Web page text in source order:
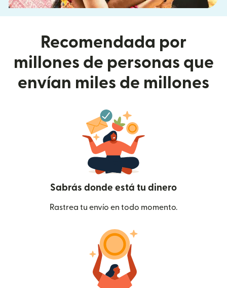
Recomendada por
millones de personas que
envían miles de millones
Sabrás donde está tu dinero
Rastrea tu envío en todo momento.